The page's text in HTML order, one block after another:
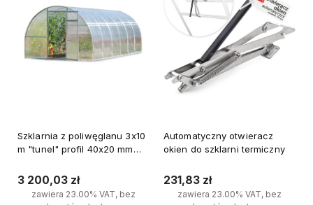
Szklarnia z poliwęglanu 3x10
m "tunel" profil 40x20 mm
3 200,03 zł
zawiera 23.00% VAT, bez
Automatyczny otwieracz
okien do szklarni termiczny
231,83 zł
zawiera 23.00% VAT, bez